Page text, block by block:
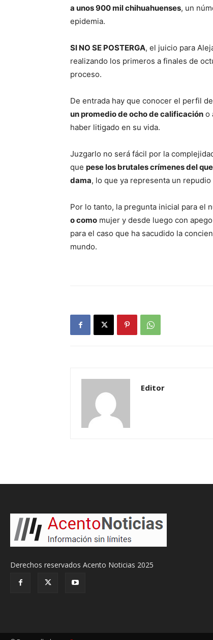
a unos 900 mil chihuahuenses, un
epidemia.
SI NO SE POSTERGA, el juicio para
realizando los primeros a finales de
proceso.
De entrada hay que conocer el perfil
un promedio de ocho de calificación o
haber litigado en su vida.
Juzgarlo no será fácil por la
que pese los brutales crímenes del
dama, lo que ya representa un
Por lo tanto, la pregunta inicial para el
o como mujer y desde luego con
para el caso que ha sacudido la
mundo.
Editor
Derechos reservados Acento Noticias 2025